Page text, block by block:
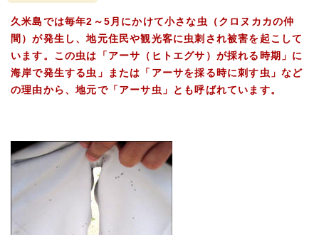
久米島では毎年2～5月にかけて小さな虫（クロヌカカの仲
間）が発生し、地元住民や観光客に虫刺され被害を起こして
います。この虫は「アーサ（ヒトエグサ）が採れる時期」に
海岸で発生する虫」または「アーサを採る時に刺す虫」など
の理由から、地元で「アーサ虫」とも呼ばれています。